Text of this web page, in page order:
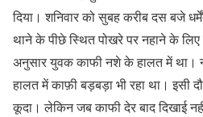
दिया। शनिवार को सुबह करीब दस बजे
थाने के पीछे स्थित पोखरे पर नहाने के लिए
अनुसार युवक काफी नशे के हालत में था।
हालत में काफ़ी बड़बड़ा भी रहा था। इसी
कूदा। लेकिन जब काफी देर बाद दिखाई